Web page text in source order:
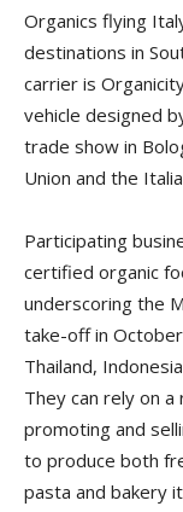
Organics flying
destinations in
carrier is
vehicle designed
trade show in
Union and the
Participating
certified organic
underscoring the
take-off in
Thailand,
They can rely on
promoting and
to produce both
pasta and bakery